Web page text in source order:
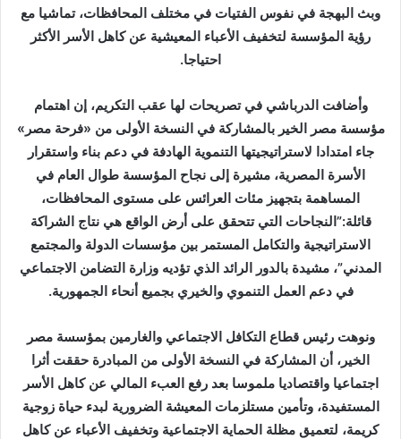
وبث البهجة في نفوس الفتيات في مختلف المحافظات، تماشيا مع
رؤية المؤسسة لتخفيف الأعباء المعيشية عن كاهل الأسر الأكثر
احتياجا.
وأضافت الدرباشي في تصريحات لها عقب التكريم، إن اهتمام
مؤسسة مصر الخير بالمشاركة في النسخة الأولى من «فرحة مصر»
جاء امتدادا لاستراتيجيتها التنموية الهادفة في دعم بناء واستقرار
الأسرة المصرية، مشيرة إلى نجاح المؤسسة طوال العام في
المساهمة بتجهيز مئات العرائس على مستوى المحافظات،
قائلة:”النجاحات التي تتحقق على أرض الواقع هي نتاج الشراكة
الاستراتيجية والتكامل المستمر بين مؤسسات الدولة والمجتمع
المدني”، مشيدة بالدور الرائد الذي تؤديه وزارة التضامن الاجتماعي
في دعم العمل التنموي والخيري بجميع أنحاء الجمهورية.
ونوهت رئيس قطاع التكافل الاجتماعي والغارمين بمؤسسة مصر
الخير، أن المشاركة في النسخة الأولى من المبادرة حققت أثرا
اجتماعيا واقتصاديا ملموسا بعد رفع العبء المالي عن كاهل الأسر
المستفيدة، وتأمين مستلزمات المعيشة الضرورية لبدء حياة زوجية
كريمة، لتعميق مظلة الحماية الاجتماعية وتخفيف الأعباء عن كاهل